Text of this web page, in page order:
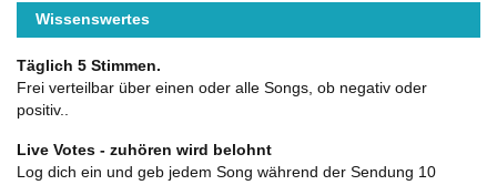
Wissenswertes
Täglich 5 Stimmen.
Frei verteilbar über einen oder alle Songs, ob negativ oder
positiv..
Live Votes - zuhören wird belohnt
Log dich ein und geb jedem Song während der Sendung 10